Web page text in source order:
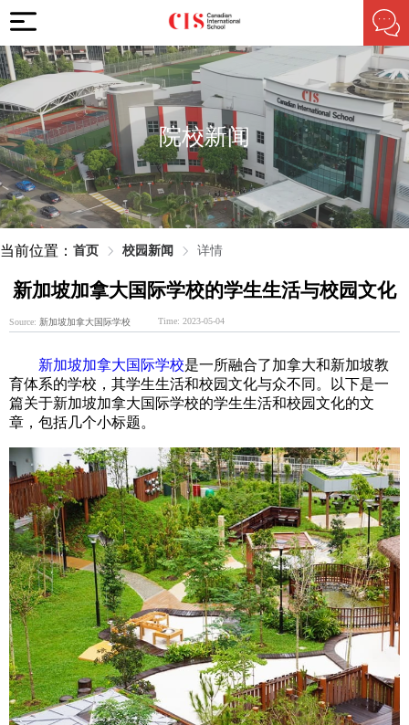
院校新闻
当前位置： 首页 校园新闻 详情
新加坡加拿大国际学校的学生生活与校园文化
Source: 新加坡加拿大国际学校 Time: 2023-05-04
新加坡加拿大国际学校是一所融合了加拿大和新加坡教
育体系的学校，其学生生活和校园文化与众不同。以下是一
篇关于新加坡加拿大国际学校的学生生活和校园文化的文
章，包括几个小标题。